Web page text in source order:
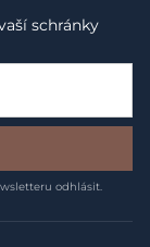
schránky
odhlásit.